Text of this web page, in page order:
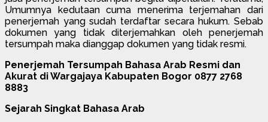
Umumnya kedutaan cuma menerima terjemahan dari
penerjemah yang sudah terdaftar secara hukum. Sebab
dokumen yang tidak diterjemahkan oleh penerjemah
tersumpah maka dianggap dokumen yang tidak resmi.
Penerjemah Tersumpah Bahasa Arab Resmi dan
Akurat di Wargajaya Kabupaten Bogor 0877 2768
8883
Sejarah Singkat Bahasa Arab